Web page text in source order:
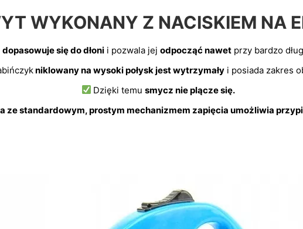
WYKONANY Z NACISKIEM NA
dopasowuje się do dłoni i pozwala jejodpocząć nawet przy bardzo
niklowany na wysoki połysk jest wytrzymały i posiada zakres
Dzięki temusmycz nie plącze się.
ze standardowym, prostym mechanizmem zapięcia umożliwia